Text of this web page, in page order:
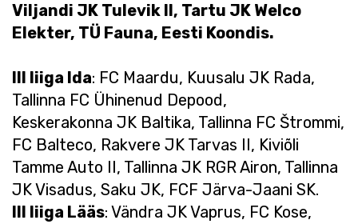
Viljandi JK Tulevik II, Tartu JK Welco
Elekter, TÜ Fauna, Eesti Koondis.
III liiga Ida: FC Maardu, Kuusalu JK Rada,
Tallinna FC Ühinenud Depood,
Keskerakonna JK Baltika, Tallinna FC Štrommi,
FC Balteco, Rakvere JK Tarvas II, Kiviõli
Tamme Auto II, Tallinna JK RGR Airon, Tallinna
JK Visadus, Saku JK, FCF Järva-Jaani SK.
III liiga Lääs: Vändra JK Vaprus, FC Kose,